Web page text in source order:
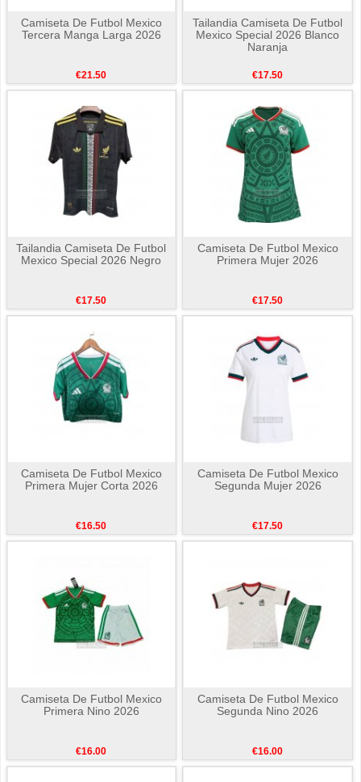
Camiseta De Futbol Mexico
Tercera Manga Larga 2026
€21.50
Tailandia Camiseta De Futbol
Mexico Special 2026 Blanco
Naranja
€17.50
Tailandia Camiseta De Futbol
Mexico Special 2026 Negro
€17.50
Camiseta De Futbol Mexico
Primera Mujer 2026
€17.50
Camiseta De Futbol Mexico
Primera Mujer Corta 2026
€16.50
Camiseta De Futbol Mexico
Segunda Mujer 2026
€17.50
Camiseta De Futbol Mexico
Primera Nino 2026
€16.00
Camiseta De Futbol Mexico
Segunda Nino 2026
€16.00